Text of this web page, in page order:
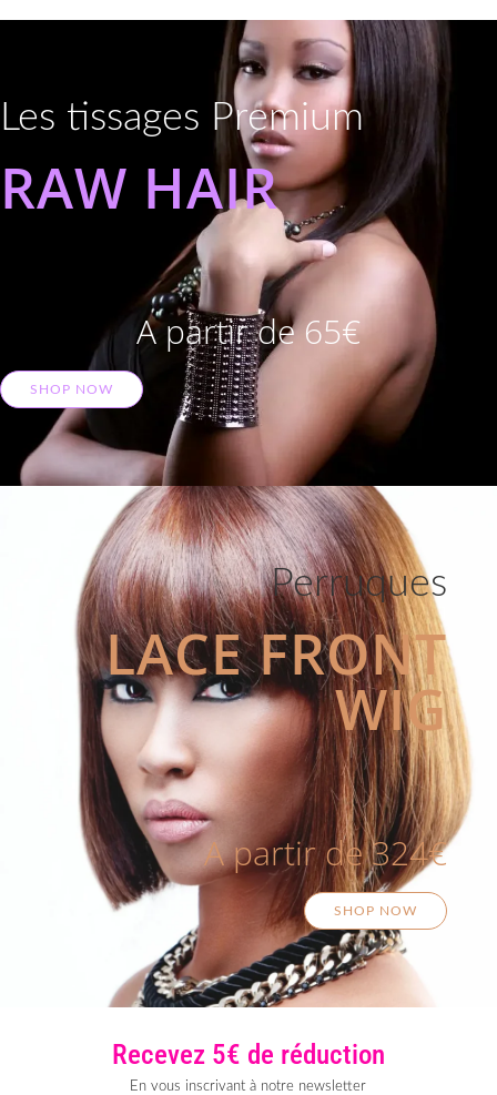
Les tissages Premium
RAW HAIR
A partir de 65€
SHOP NOW
Perruques
LACE FRONT
WIG
A partir de 324€
SHOP NOW
Recevez 5€ de réduction
En vous inscrivant à notre newsletter